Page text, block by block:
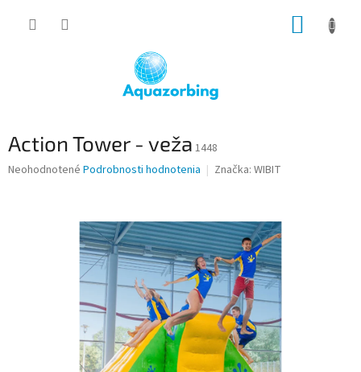
Action Tower - veža 1448
Priemerné
Neohodnotené Podrobnosti hodnotenia Značka: WIBIT